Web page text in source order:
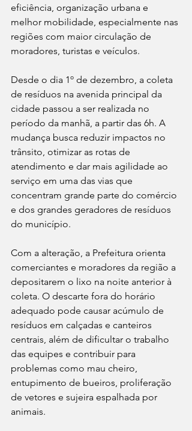
eficiência, organização urbana e
melhor mobilidade, especialmente nas
regiões com maior circulação de
moradores, turistas e veículos.
Desde o dia 1º de dezembro, a coleta
de resíduos na avenida principal da
cidade passou a ser realizada no
período da manhã, a partir das 6h. A
mudança busca reduzir impactos no
trânsito, otimizar as rotas de
atendimento e dar mais agilidade ao
serviço em uma das vias que
concentram grande parte do comércio
e dos grandes geradores de resíduos
do município.
Com a alteração, a Prefeitura orienta
comerciantes e moradores da região a
depositarem o lixo na noite anterior à
coleta. O descarte fora do horário
adequado pode causar acúmulo de
resíduos em calçadas e canteiros
centrais, além de dificultar o trabalho
das equipes e contribuir para
problemas como mau cheiro,
entupimento de bueiros, proliferação
de vetores e sujeira espalhada por
animais.